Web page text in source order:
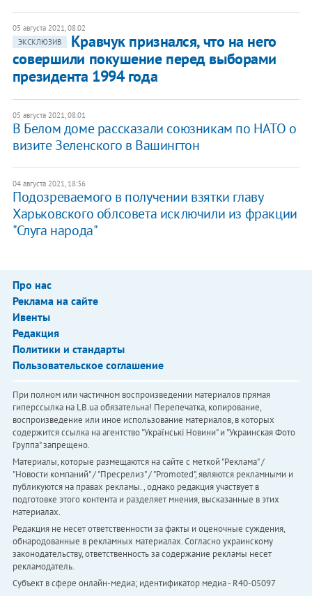
05 августа 2021, 08:02
ЭКСКЛЮЗИВ
Кравчук признался, что на него
совершили покушение перед выборами
президента 1994 года
05 августа 2021, 08:01
В Белом доме рассказали союзникам по НАТО о
визите Зеленского в Вашингтон
04 августа 2021, 18:36
Подозреваемого в получении взятки главу
Харьковского облсовета исключили из фракции
"Слуга народа"
Про нас
Реклама на сайте
Ивенты
Редакция
Политики и стандарты
Пользовательское соглашение
При полном или частичном воспроизведении материалов прямая
гиперссылка на LB.ua обязательна! Перепечатка, копирование,
воспроизведение или иное использование материалов, в которых
содержится ссылка на агентство "Українськi Новини" и "Украинская Фото
Группа" запрещено.
Материалы, которые размещаются на сайте с меткой "Реклама" /
"Новости компаний" / "Пресрелиз" / "Promoted", являются рекламными и
публикуются на правах рекламы. , однако редакция участвует в
подготовке этого контента и разделяет мнения, высказанные в этих
материалах.
Редакция не несет ответственности за факты и оценочные суждения,
обнародованные в рекламных материалах. Согласно украинскому
законодательству, ответственность за содержание рекламы несет
рекламодатель.
Субъект в сфере онлайн-медиа; идентификатор медиа - R40-05097